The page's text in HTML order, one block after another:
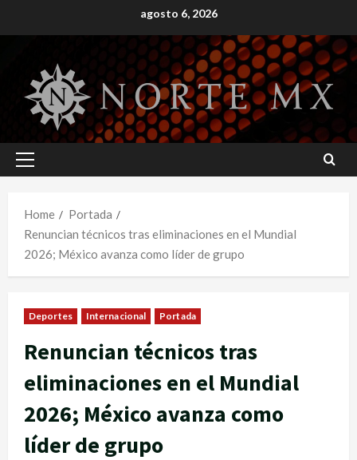
to
agosto 6, 2026
Primary
Home
Portada
Renuncian técnicos tras eliminaciones en el Mundial
2026; México avanza como líder de grupo
Deportes Internacional Portada
Renuncian técnicos tras
eliminaciones en el Mundial
2026; México avanza como
líder de grupo